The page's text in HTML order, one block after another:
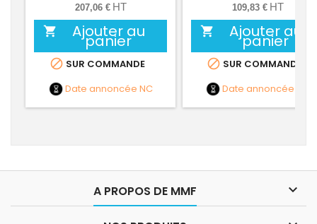
207,06 € HT
 Ajouter au
panier
 SUR COMMANDE
Date annoncée NC
109,83 € HT
 Ajouter au
panier
 SUR COMMANDE
Date annoncée
A PROPOS DE MMF 